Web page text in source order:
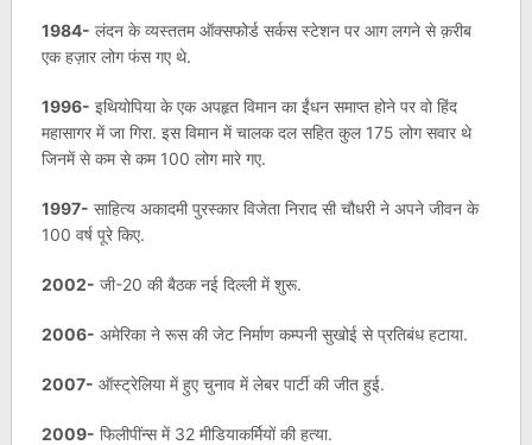
1984- लंदन के व्यस्ततम ऑक्सफोर्ड सर्कस स्टेशन पर आग लगने से क़रीब
एक हज़ार लोग फंस गए थे.
1996- इथियोपिया के एक अपहृत विमान का ईंधन समाप्त होने पर वो हिंद
महासागर में जा गिरा. इस विमान में चालक दल सहित कुल 175 लोग सवार थे
जिनमें से कम से कम 100 लोग मारे गए.
1997- साहित्य अकादमी पुरस्कार विजेता निराद सी चौधरी ने अपने जीवन के
100 वर्ष पूरे किए.
2002- जी-20 की बैठक नई दिल्ली में शुरू.
2006- अमेरिका ने रूस की जेट निर्माण कम्पनी सुखोई से प्रतिबंध हटाया.
2007- ऑस्ट्रेलिया में हुए चुनाव में लेबर पार्टी की जीत हुई.
2009- फिलीपींन्स में 32 मीडियाकर्मियों की हत्या.